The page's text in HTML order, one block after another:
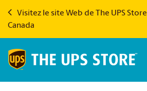
Visitez le site Web de The UPS Store
Canada